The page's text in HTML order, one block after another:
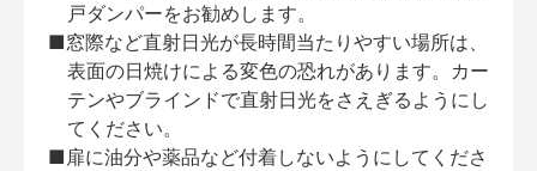
戸ダンパーをお勧めします。
■窓際など直射日光が長時間当たりやすい場所は、
表面の日焼けによる変色の恐れがあります。カー
テンやブラインドで直射日光をさえぎるようにし
てください。
■扉に油分や薬品など付着しないようにしてくださ